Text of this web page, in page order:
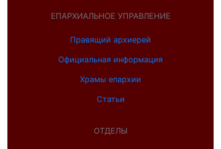
ЕПАРХИАЛЬНОЕ УПРАВЛЕНИЕ
Правящий архиерей
Официальная информация
Храмы епархии
Статьи
ОТДЕЛЫ